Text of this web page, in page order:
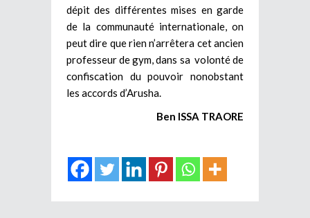
dépit des différentes mises en garde
de la communauté internationale, on
peut dire que rien n’arrêtera cet ancien
professeur de gym, dans sa volonté de
confiscation du pouvoir nonobstant
les accords d’Arusha.
Ben ISSA TRAORE